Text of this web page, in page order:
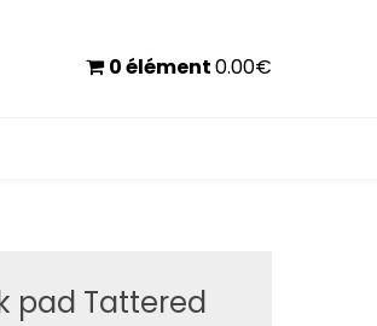
0 élément0.00€
pad Tattered